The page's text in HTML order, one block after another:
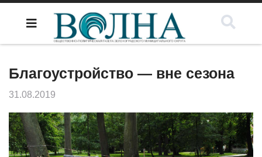
Благоустройство — вне сезона
31.08.2019